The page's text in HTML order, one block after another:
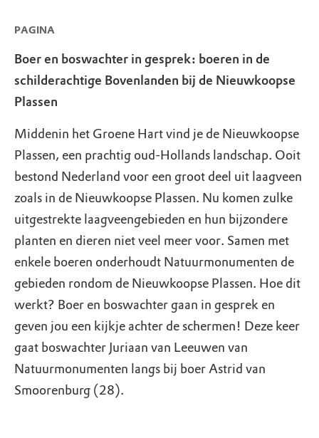
PAGINA
Boer en boswachter in gesprek: boeren in de
schilderachtige Bovenlanden bij de Nieuwkoopse
Plassen
Middenin het Groene Hart vind je de Nieuwkoopse
Plassen, een prachtig oud-Hollands landschap. Ooit
bestond Nederland voor een groot deel uit laagveen
zoals in de Nieuwkoopse Plassen. Nu komen zulke
uitgestrekte laagveengebieden en hun bijzondere
planten en dieren niet veel meer voor. Samen met
enkele boeren onderhoudt Natuurmonumenten de
gebieden rondom de Nieuwkoopse Plassen. Hoe dit
werkt? Boer en boswachter gaan in gesprek en
geven jou een kijkje achter de schermen! Deze keer
gaat boswachter Juriaan van Leeuwen van
Natuurmonumenten langs bij boer Astrid van
Smoorenburg (28).